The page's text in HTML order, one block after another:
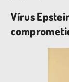
Vírus